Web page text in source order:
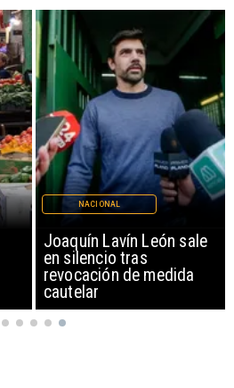
Joaquín Lavín León sale
en silencio tras
revocación de medida
cautelar
NACIONAL